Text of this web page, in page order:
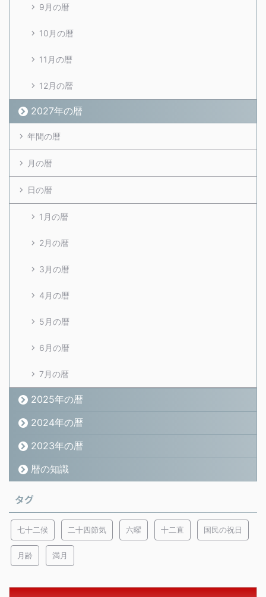
9月の暦
10月の暦
11月の暦
12月の暦
2027年の暦
年間の暦
月の暦
日の暦
1月の暦
2月の暦
3月の暦
4月の暦
5月の暦
6月の暦
7月の暦
2025年の暦
2024年の暦
2023年の暦
暦の知識
タグ
七十二候 二十四節気 六曜 十二直 国民の祝日
月齢 満月